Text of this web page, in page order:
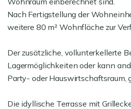
Nach Fertigstellung der
weitere 80 m² Wohnfläche zur
Der zusätzliche, vollunterkellerte
Lagermöglichkeiten oder kann
Party- oder Hauswirtschaftsraum,
Die idyllische Terrasse mit